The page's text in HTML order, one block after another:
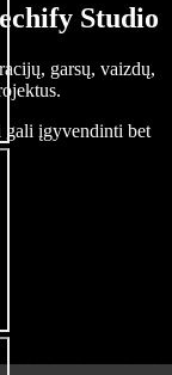
Studio
garsų, vaizdų,
gali įgyvendinti bet